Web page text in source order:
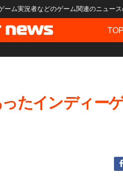
ーム実況者などのゲーム関連のニュー
TOP
ったインディー